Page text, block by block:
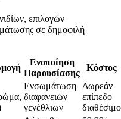
επιλογών
σε δημοφιλή
Ενοποίηση
Παρουσίασης
Κόστος
Ενσωμάτωση
διαφανειών
γενέθλιων
Δωρεάν
επίπεδο
διαθέσιμο